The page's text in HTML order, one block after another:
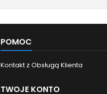
POMOC
Kontakt z Obsługą Klienta
TWOJE KONTO